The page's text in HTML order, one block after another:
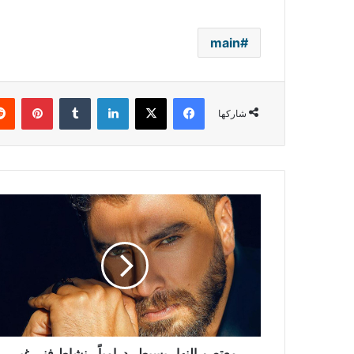
main
شاركها
فيسبوك ‫X لينكدإن
يسيطر
درامياً..